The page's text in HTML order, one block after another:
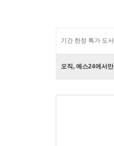
기간 한정 특가 도서
오직, 예스24에서만